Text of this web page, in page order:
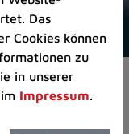
Das
Cookies können
zu
in unserer
Impressum.